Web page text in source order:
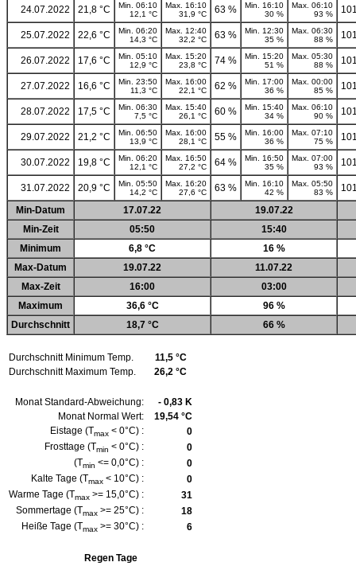
24.07.2022 21,8 °C
Min. 06:10
12,1 °C
Max. 16:10
31,9 °C
63 %
Min. 16:10
30 %
Max. 06:10
93 %
25.07.2022 22,6 °C
Min. 06:20
14,3 °C
Max. 12:40
32,2 °C
63 %
Min. 12:30
35 %
Max. 06:30
88 %
26.07.2022 17,6 °C
Min. 05:10
12,9 °C
Max. 15:20
23,8 °C
74 %
Min. 15:20
51 %
Max. 05:30
88 %
27.07.2022 16,6 °C
Min. 23:50
11,3 °C
Max. 16:00
22,1 °C
62 %
Min. 17:00
36 %
Max. 00:00
85 %
28.07.2022 17,5 °C
Min. 06:30
7,5 °C
Max. 15:40
26,1 °C
60 %
Min. 15:40
34 %
Max. 06:10
90 %
29.07.2022 21,2 °C
Min. 06:50
13,9 °C
Max. 16:00
28,1 °C
55 %
Min. 16:00
36 %
Max. 07:10
75 %
30.07.2022 19,8 °C
Min. 06:20
12,1 °C
Max. 16:50
27,2 °C
64 %
Min. 16:50
35 %
Max. 07:00
93 %
31.07.2022 20,9 °C
Min. 05:50
14,2 °C
Max. 16:20
27,6 °C
63 %
Min. 16:10
42 %
Max. 05:50
83 %
Min-Datum
17.07.22
19.07.22
Min-Zeit
05:50
15:40
Minimum
6,8 °C
16 %
Max-Datum
19.07.22
11.07.22
Max-Zeit
16:00
03:00
Maximum
36,6 °C
96 %
Durchschnitt
18,7 °C 66 %
Durchschnitt Minimum Temp.
11,5 °C
Durchschnitt Maximum Temp.
26,2 °C
Monat Standard-Abweichung:
- 0,83 K
Monat Normal Wert:
19,54 °C
Eistage (Tmax < 0°C) :
0
Frosttage (Tmin < 0°C) :
0
(Tmin <= 0,0°C) :
0
Kalte Tage (Tmax < 10°C) :
0
Warme Tage (Tmax >= 15,0°C) :
31
Sommertage (Tmax >= 25°C) :
18
Heiße Tage (Tmax >= 30°C) : 6
Regen Tage